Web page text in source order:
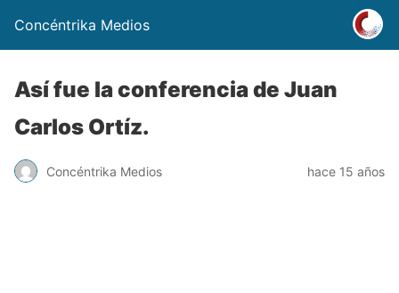
Concéntrika Medios
Así fue la conferencia de Juan
Carlos Ortíz.
Concéntrika Medios hace 15 años